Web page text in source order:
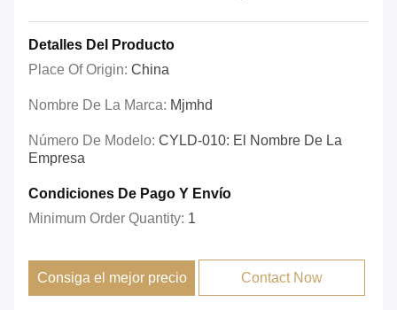
Detalles Del Producto
Place Of Origin: China
Nombre De La Marca: Mjmhd
Número De Modelo: CYLD-010: El Nombre De La
Empresa
Condiciones De Pago Y Envío
Minimum Order Quantity: 1
Consiga el mejor precio Contact Now